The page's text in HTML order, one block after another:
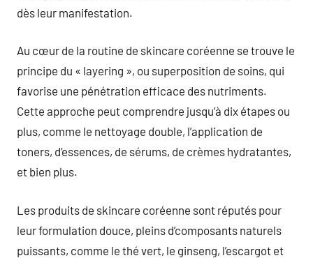
dès leur manifestation.
Au cœur de la routine de skincare coréenne se trouve le
principe du « layering », ou superposition de soins, qui
favorise une pénétration efficace des nutriments.
Cette approche peut comprendre jusqu’à dix étapes ou
plus, comme le nettoyage double, l’application de
toners, d’essences, de sérums, de crèmes hydratantes,
et bien plus.
Les produits de skincare coréenne sont réputés pour
leur formulation douce, pleins d’composants naturels
puissants, comme le thé vert, le ginseng, l’escargot et